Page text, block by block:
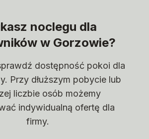
noclegu dla
w Gorzowie?
dostępność pokoi dla
Przy dłuższym pobycie lub
liczbie osób możemy
indywidualną ofertę dla
firmy.